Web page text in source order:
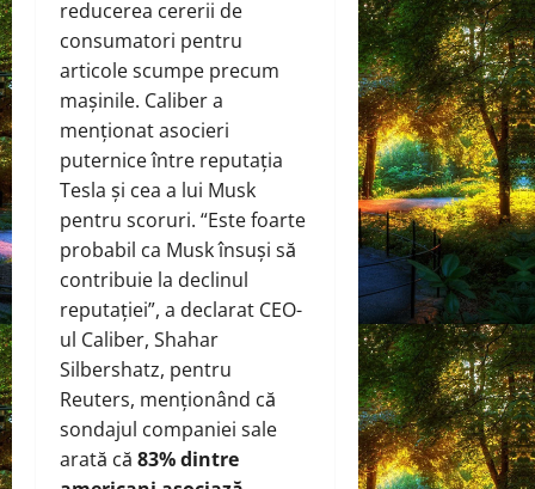
reducerea cererii de
consumatori pentru
articole scumpe precum
mașinile. Caliber a
menționat asocieri
puternice între reputația
Tesla și cea a lui Musk
pentru scoruri. “Este foarte
probabil ca Musk însuși să
contribuie la declinul
reputației”, a declarat CEO-
ul Caliber, Shahar
Silbershatz, pentru
Reuters, menționând că
sondajul companiei sale
arată că 83% dintre